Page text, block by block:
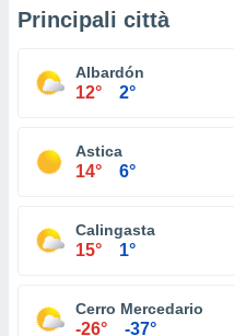
Principali città
Albardón
12° 2°
Astica
14° 6°
Calingasta
15° 1°
Cerro Mercedario
-26° -37°